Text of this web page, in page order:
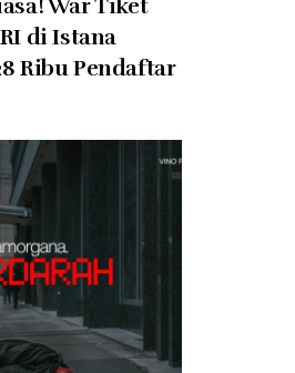
War Tiket
di Istana
Ribu Pendaftar